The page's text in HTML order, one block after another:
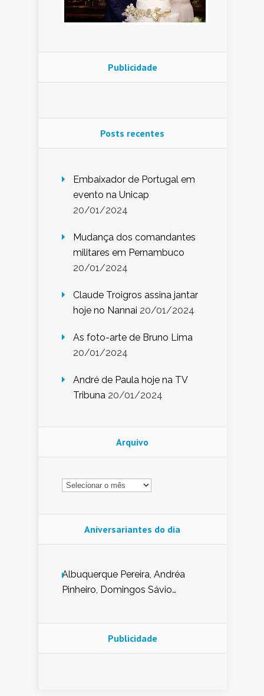
Publicidade
Posts recentes
Embaixador de Portugal em
evento na Unicap
20/01/2024
Mudança dos comandantes
militares em Pernambuco
20/01/2024
Claude Troigros assina jantar
hoje no Nannai 20/01/2024
As foto-arte de Bruno Lima
20/01/2024
André de Paula hoje na TV
Tribuna 20/01/2024
Arquivo
Arquivo
Aniversariantes do dia
Albuquerque Pereira, Andréa
Pinheiro, Domingos Sávio
Nunes de Sena, Fátima Peixoto,
Glória Pereira, Kátia Mesel,
Publicidade